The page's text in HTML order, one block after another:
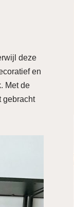
deze
en
Met de
gebracht